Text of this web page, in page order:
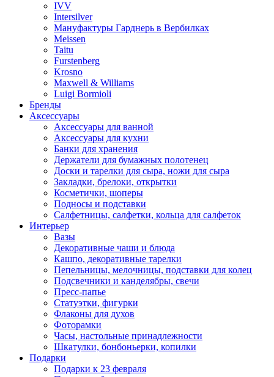
IVV
Intersilver
Мануфактуры Гарднерь в Вербилках
Meissen
Taitu
Furstenberg
Krosno
Maxwell & Williams
Luigi Bormioli
Бренды
Аксессуары
Аксессуары для ванной
Аксессуары для кухни
Банки для хранения
Держатели для бумажных полотенец
Доски и тарелки для сыра, ножи для сыра
Закладки, брелоки, открытки
Косметички, шоперы
Подносы и подставки
Салфетницы, салфетки, кольца для салфеток
Интерьер
Вазы
Декоративные чаши и блюда
Кашпо, декоративные тарелки
Пепельницы, мелочницы, подставки для колец
Подсвечники и канделябры, свечи
Пресс-папье
Статуэтки, фигурки
Флаконы для духов
Фоторамки
Часы, настольные принадлежности
Шкатулки, бонбоньерки, копилки
Подарки
Подарки к 23 февраля